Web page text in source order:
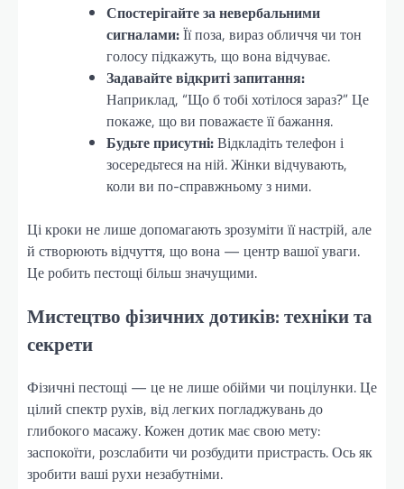
Спостерігайте за невербальними
сигналами:Її поза, вираз обличчя чи тон
голосу підкажуть, що вона відчуває.
Задавайте відкриті запитання:
Наприклад, “Що б тобі хотілося зараз?” Це
покаже, що ви поважаєте її бажання.
Будьте присутні:Відкладіть телефон і
зосередьтеся на ній. Жінки відчувають,
коли ви по-справжньому з ними.
Ці кроки не лише допомагають зрозуміти її настрій, але
й створюють відчуття, що вона — центр вашої уваги.
Це робить пестощі більш значущими.
Мистецтво фізичних дотиків: техніки та
секрети
Фізичні пестощі — це не лише обійми чи поцілунки. Це
цілий спектр рухів, від легких погладжувань до
глибокого масажу. Кожен дотик має свою мету:
заспокоїти, розслабити чи розбудити пристрасть. Ось як
зробити ваші рухи незабутніми.